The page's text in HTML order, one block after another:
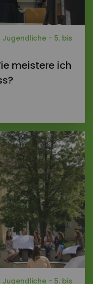
Jugendliche - 5. bis
meistere ich
Jugendliche - 5. bis